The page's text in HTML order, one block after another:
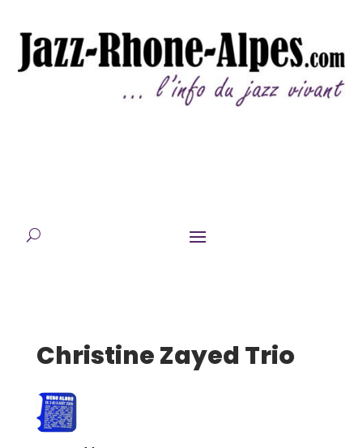
Christine Zayed Trio